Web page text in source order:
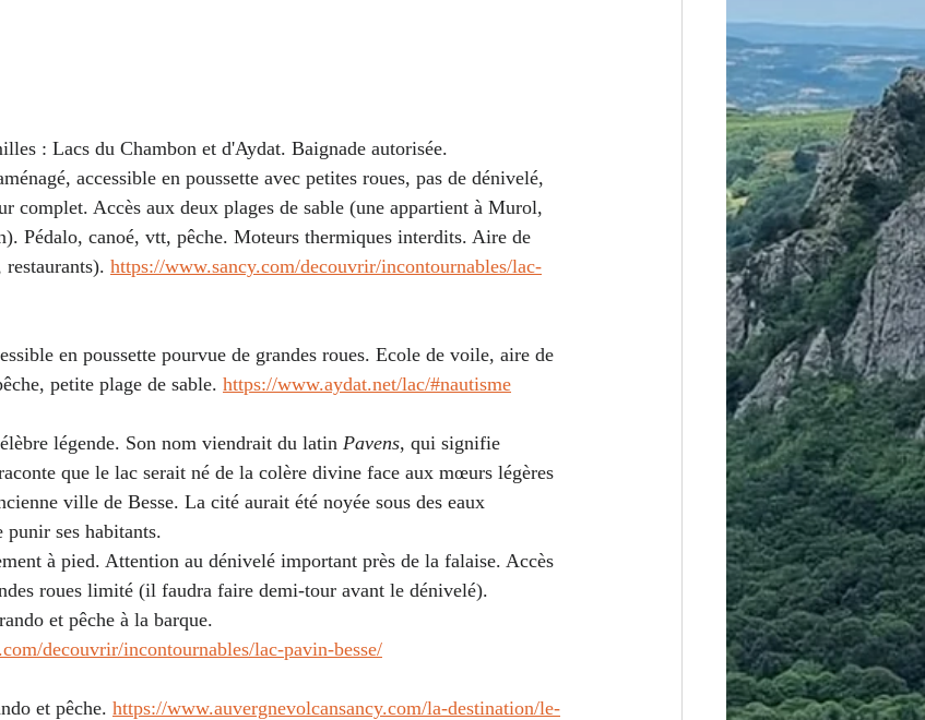
: Lacs du Chambon et d'Aydat. Baignade autorisée.
accessible en poussette avec petites roues, pas de dénivelé,
complet. Accès aux deux plages de sable (une appartient à Murol,
Pédalo, canoé, vtt, pêche. Moteurs thermiques interdits. Aire de
https://www.sancy.com/decouvrir/incontournables/lac-
en poussette pourvue de grandes roues. Ecole de voile, aire de
petite plage de sable. https://www.aydat.net/lac/#nautisme
légende. Son nom viendrait du latin Pavens, qui signifie
que le lac serait né de la colère divine face aux mœurs légères
ville de Besse. La cité aurait été noyée sous des eaux
ses habitants.
à pied. Attention au dénivelé important près de la falaise. Accès
roues limité (il faudra faire demi-tour avant le dénivelé).
et pêche à la barque.
decouvrir/incontournables/lac-pavin-besse/
et pêche. https://www.auvergnevolcansancy.com/la-destination/le-